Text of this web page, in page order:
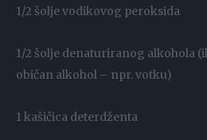
1/2 šolje vodikovog peroksida
1/2 šolje denaturiranog alkohola
običan alkohol – npr. votku)
1 kašičica deterdženta